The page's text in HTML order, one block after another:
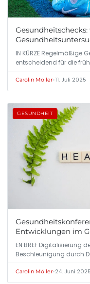
IN KÜRZE Regelmäßige
entscheidend für die
Carolin Möller•11. Juli 2025
GESUNDHEIT
Entwicklungen im
EN BREF Digitalisierung
Beschleunigung durch
Carolin Möller•24. Juni 2025